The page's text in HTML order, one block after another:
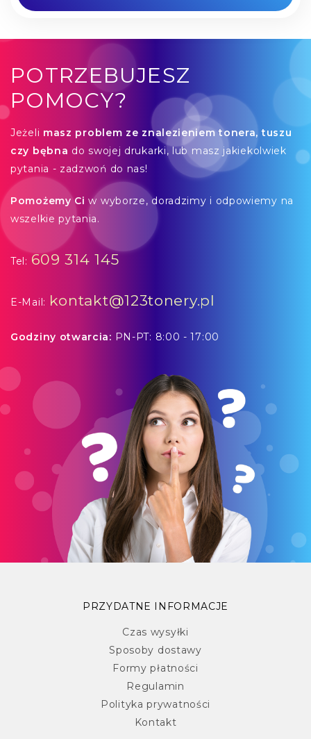
POTRZEBUJESZ
POMOCY?
Jeżeli masz problem ze znalezieniem tonera, tuszu
czy bębna do swojej drukarki, lub masz jakiekolwiek
pytania - zadzwoń do nas!
Pomożemy Ci w wyborze, doradzimy i odpowiemy na
wszelkie pytania.
Tel: 609 314 145
E-Mail: kontakt@123tonery.pl
Godziny otwarcia: PN-PT: 8:00 - 17:00
PRZYDATNE INFORMACJE
Czas wysyłki
Sposoby dostawy
Formy płatności
Regulamin
Polityka prywatności
Kontakt